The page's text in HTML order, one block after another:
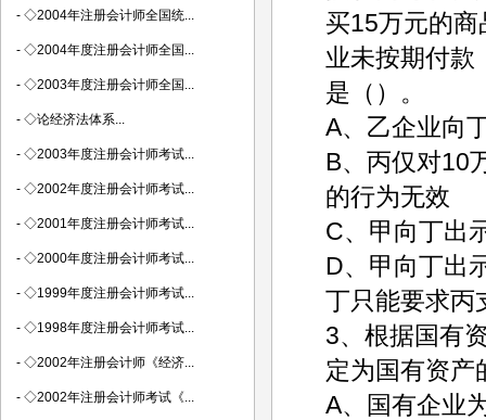
买15万元的
业未按期付款
是（）。
A、乙企业向
B、丙仅对10
的行为无效
C、甲向丁出
D、甲向丁出
丁只能要求丙
3、根据国有
定为国有资产
A、国有企业
- ◇2004年注册会计师全国统...
- ◇2004年度注册会计师全国...
- ◇2003年度注册会计师全国...
- ◇论经济法体系...
- ◇2003年度注册会计师考试...
- ◇2002年度注册会计师考试...
- ◇2001年度注册会计师考试...
- ◇2000年度注册会计师考试...
- ◇1999年度注册会计师考试...
- ◇1998年度注册会计师考试...
- ◇2002年注册会计师《经济...
- ◇2002年注册会计师考试《...